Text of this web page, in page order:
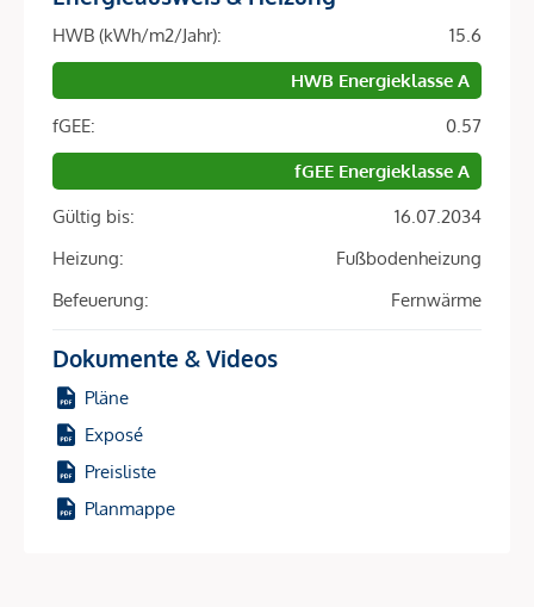
urbaner Identität und hohem Komfort.
Österreichs und hat bereits einige der prägendsten
Bauprojekte Wiens realisiert – darunter die Sanierung des
TrIIIple Tower am Donaukanal. Auch das VILLAGE IM
DRITTEN reiht sich in diese Reihe innovativer Projekte ein.
Energienetz dafür, dass die einzelnen Gebäude miteinander
verbunden sind und Energieflüsse effizient gesteuert
werden. Auch Baufeld 13 ist Teil dieses innovativen Netzes
– einer der modernsten Formen nachhaltiger
Quartiersversorgung.
HWB (kWh/m2/Jahr):
15.6
HWB Energieklasse A
fGEE:
0.57
fGEE Energieklasse A
Gültig bis:
16.07.2034
Heizung:
Fußbodenheizung
Befeuerung:
Fernwärme
Dokumente & Videos
Pläne
Exposé
Preisliste
Planmappe